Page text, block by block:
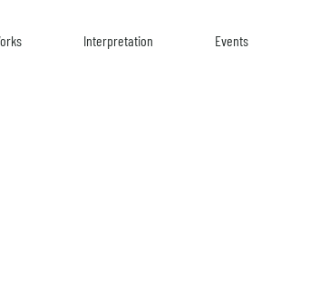
Interpretation Events